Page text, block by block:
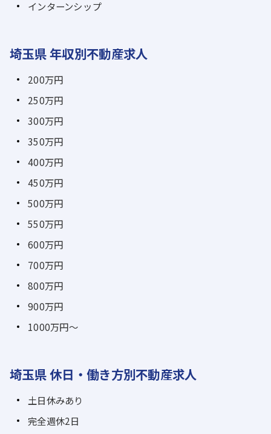
インターンシップ
埼玉県 年収別不動産求人
200万円
250万円
300万円
350万円
400万円
450万円
500万円
550万円
600万円
700万円
800万円
900万円
1000万円～
埼玉県 休日・働き方別不動産求人
土日休みあり
完全週休2日